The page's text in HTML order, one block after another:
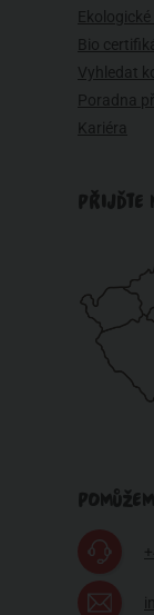
Bio
Vyhledat
Poradna
Kariéra
PŘIJĎTE